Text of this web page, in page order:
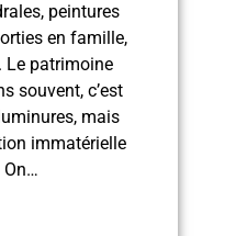
peintures
en famille,
Le patrimoine
souvent, c’est
mais
immatérielle
On…